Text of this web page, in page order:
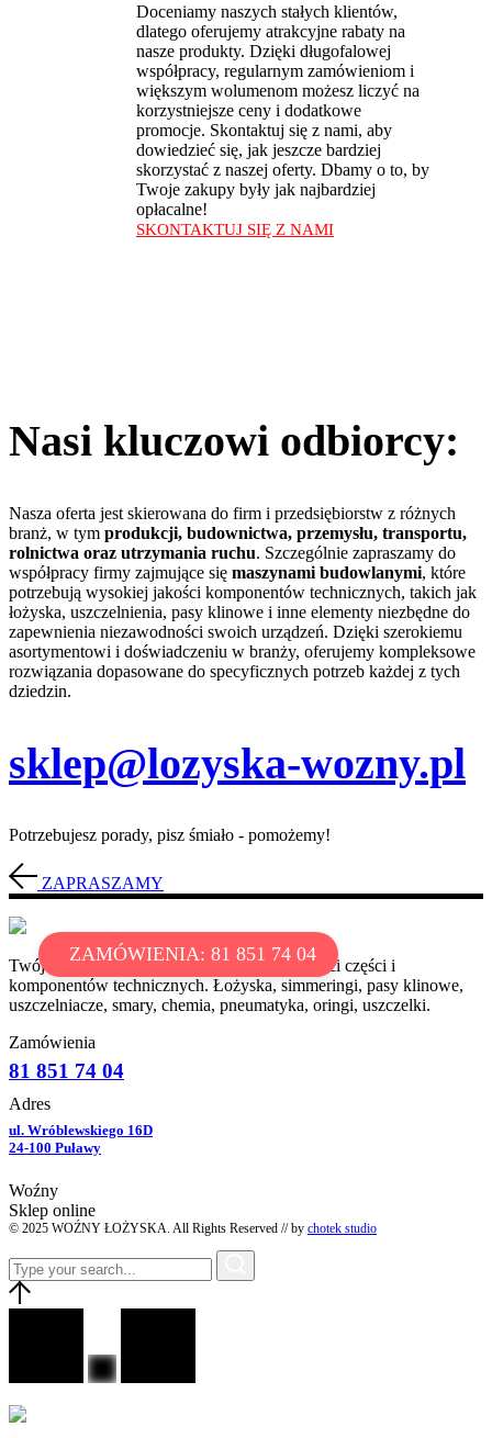
ZAMÓWIENIA: 81 851 74 04
Doceniamy naszych stałych klientów,
dlatego oferujemy atrakcyjne rabaty na
nasze produkty. Dzięki długofalowej
współpracy, regularnym zamówieniom i
większym wolumenom możesz liczyć na
korzystniejsze ceny i dodatkowe
promocje. Skontaktuj się z nami, aby
dowiedzieć się, jak jeszcze bardziej
skorzystać z naszej oferty. Dbamy o to, by
Twoje zakupy były jak najbardziej
opłacalne!
SKONTAKTUJ SIĘ Z NAMI
Nasi kluczowi odbiorcy:
Nasza oferta jest skierowana do firm i przedsiębiorstw z różnych
branż, w tym produkcji, budownictwa, przemysłu, transportu,
rolnictwa oraz utrzymania ruchu. Szczególnie zapraszamy do
współpracy firmy zajmujące się maszynami budowlanymi, które
potrzebują wysokiej jakości komponentów technicznych, takich jak
łożyska, uszczelnienia, pasy klinowe i inne elementy niezbędne do
zapewnienia niezawodności swoich urządzeń. Dzięki szerokiemu
asortymentowi i doświadczeniu w branży, oferujemy kompleksowe
rozwiązania dopasowane do specyficznych potrzeb każdej z tych
dziedzin.
sklep@lozyska-wozny.pl
Potrzebujesz porady, pisz śmiało - pomożemy!
ZAPRASZAMY
Twój partner w dostarczaniu najwyższej jakości części i
komponentów technicznych. Łożyska, simmeringi, pasy klinowe,
uszczelniacze, smary, chemia, pneumatyka, oringi, uszczelki.
Zamówienia
81 851 74 04
Adres
ul. Wróblewskiego 16D
24-100 Puławy
Woźny
Sklep online
© 2025 WOŹNY ŁOŻYSKA. All Rights Reserved // by chotek studio